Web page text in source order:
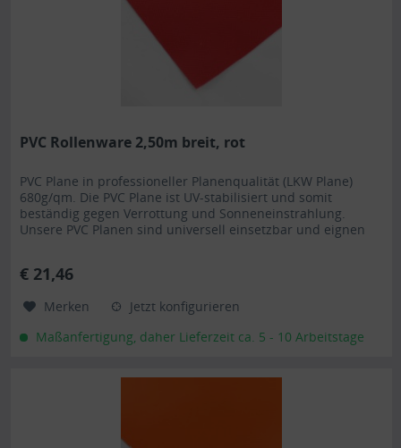
PVC Rollenware 2,50m breit, rot
PVC Plane in professioneller Planenqualität (LKW Plane)
680g/qm. Die PVC Plane ist UV-stabilisiert und somit
beständig gegen Verrottung und Sonneneinstrahlung.
Unsere PVC Planen sind universell einsetzbar und eignen
Ihren Anhänger. Gerne erstellen wir Ihnen auch ein...
€ 21,46
Merken
Jetzt konfigurieren
Maßanfertigung, daher Lieferzeit ca. 5 - 10 Arbeitstage